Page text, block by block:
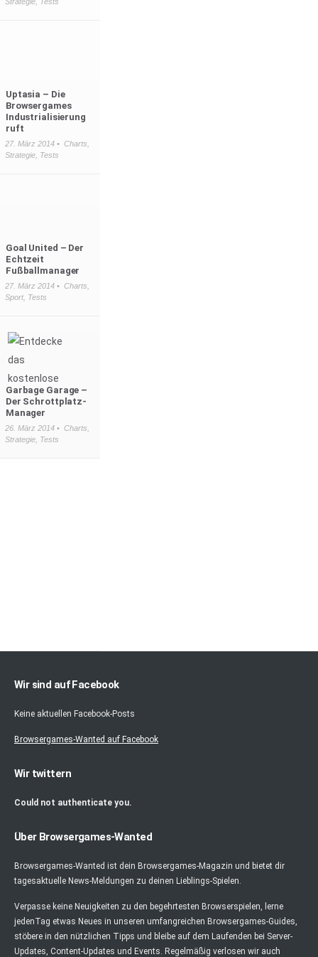
Uptasia – Die
Browsergames
Industrialisierung
ruft
27. März 2014 • Charts
Strategie, Tests
Goal United – Der
Echtzeit
Fußballmanager
27. März 2014 • Charts
Sport, Tests
Garbage Garage –
Der Schrottplatz-
Manager
26. März 2014 • Charts
Strategie, Tests
Wir sind auf Facebook
Keine aktuellen Facebook-Posts
Browsergames-Wanted auf Facebook
Wir twittern
Could not authenticate you.
Über Browsergames-Wanted
Browsergames-Wanted ist dein Browsergames-Magazin und bietet dir
tagesaktuelle News-Meldungen zu deinen Lieblings-Spielen.
Verpasse keine Neuigkeiten zu den begehrtesten Browserspielen, lerne
jedenTag etwas Neues in unseren umfangreichen Browsergames-Guides,
stöbere in den nützlichen Tipps und bleibe auf dem Laufenden bei Server-
Updates, Content-Updates und Events. Regelmäßig verlosen wir auch